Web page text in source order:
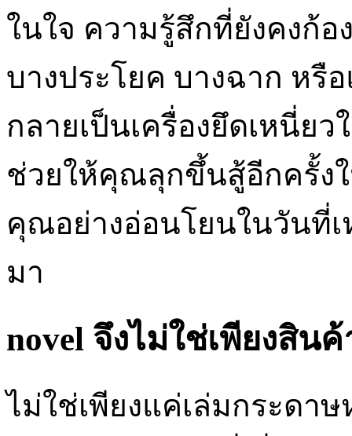
ในใจ ความรู้สึกที่ยังคงก้
บางประโยค บางฉาก หรื
กลายเป็นเครื่องยึดเหนี่ย
ช่วยให้คุณลุกขึ้นสู้อีกครั้ง
คุณอย่างอ่อนโยนในวันที่เ
มา
novel จึงไม่ใช่เพียงสิน
ไม่ใช่เพียงแค่เล่มกระด